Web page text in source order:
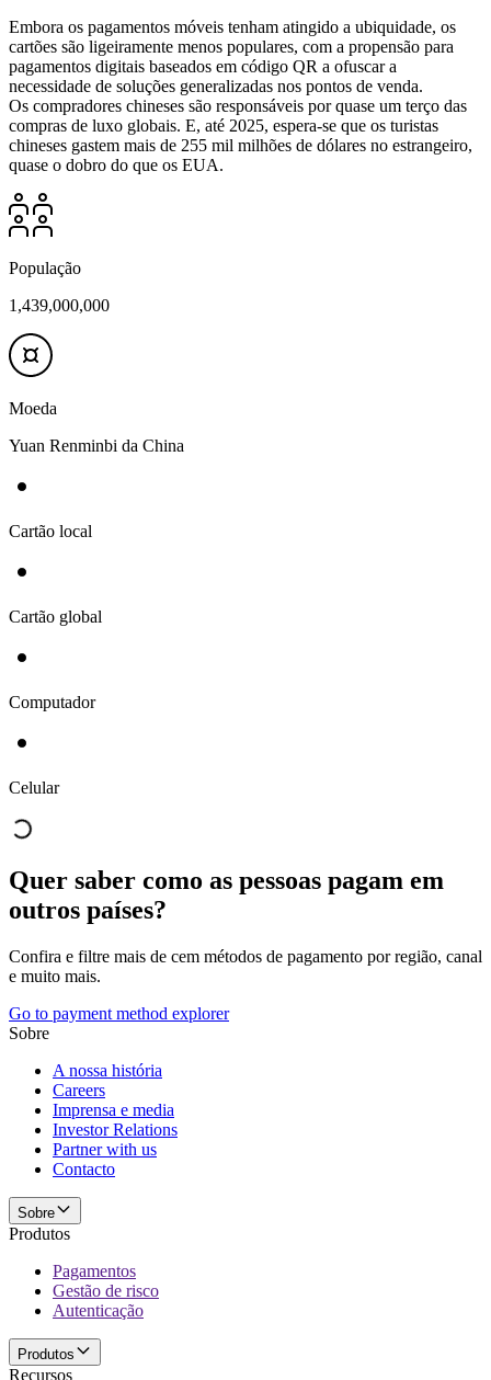
Embora os pagamentos móveis tenham atingido a ubiquidade, os
cartões são ligeiramente menos populares, com a propensão para
pagamentos digitais baseados em código QR a ofuscar a
necessidade de soluções generalizadas nos pontos de venda.
Os compradores chineses são responsáveis por quase um terço das
compras de luxo globais. E, até 2025, espera-se que os turistas
chineses gastem mais de 255 mil milhões de dólares no estrangeiro,
quase o dobro do que os EUA.
População
1,439,000,000
Moeda
Yuan Renminbi da China
Cartão local
Cartão global
Computador
Celular
Quer saber como as pessoas pagam em
outros países?
Confira e filtre mais de cem métodos de pagamento por região, canal
e muito mais.
Go to payment method explorer
Sobre
A nossa história
Careers
Imprensa e media
Investor Relations
Partner with us
Contacto
Sobre
Produtos
Pagamentos
Gestão de risco
Autenticação
Produtos
Recursos